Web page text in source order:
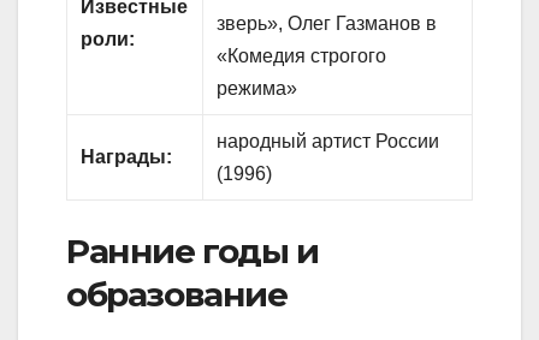
Известные
роли:
зверь», Олег Газманов в
«Комедия строгого
режима»
Награды:
народный артист России
(1996)
Ранние годы и
образование